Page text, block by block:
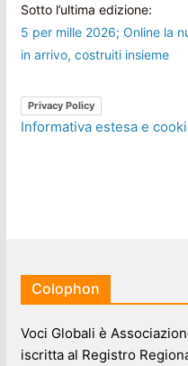
Sotto l’ultima edizione:
5 per mille 2026; Online la
in arrivo, costruiti insieme
Privacy Policy
Informativa estesa e
Colophon
Voci Globali è
iscritta al Registro